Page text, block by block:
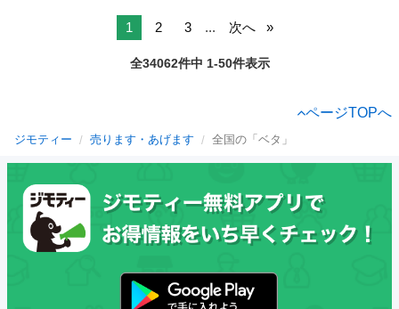
1 2 3 ... 次へ
全34062件中 1-50件表示
ページTOPへ
ジモティー 売ります・あげます 全国の「ベタ」